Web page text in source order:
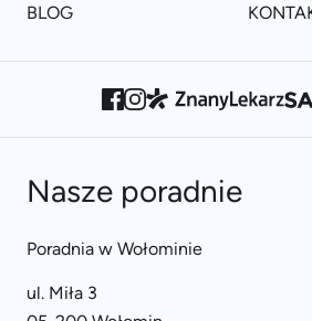
BLOG
Nasze poradnie
Poradnia w Wołominie
ul. Miła 3